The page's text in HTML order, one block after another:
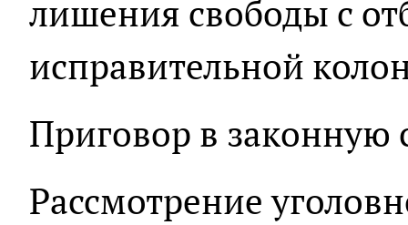
лишения свободы с
исправительной
Приговор в законную
Рассмотрение